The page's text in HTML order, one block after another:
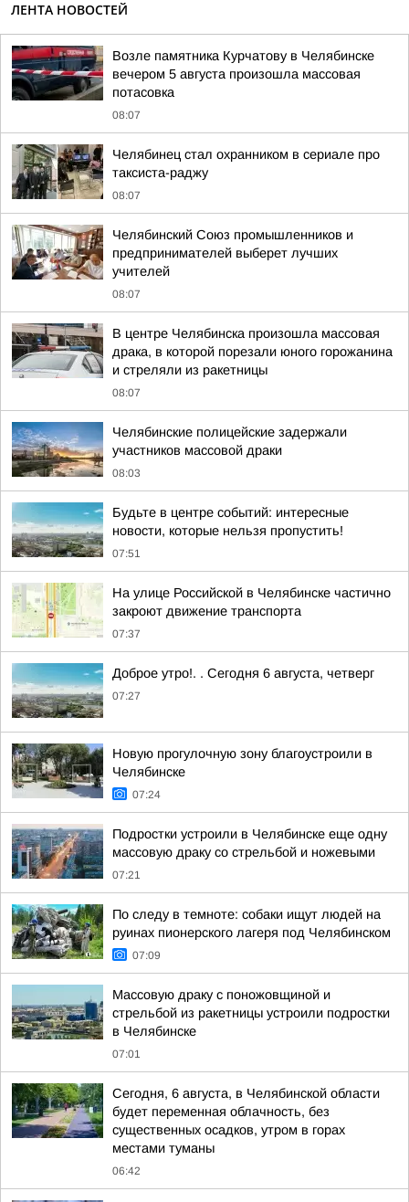
ЛЕНТА НОВОСТЕЙ
Возле памятника Курчатову в Челябинске
вечером 5 августа произошла массовая
потасовка
08:07
Челябинец стал охранником в сериале про
таксиста-раджу
08:07
Челябинский Союз промышленников и
предпринимателей выберет лучших
учителей
08:07
В центре Челябинска произошла массовая
драка, в которой порезали юного горожанина
и стреляли из ракетницы
08:07
Челябинские полицейские задержали
участников массовой драки
08:03
Будьте в центре событий: интересные
новости, которые нельзя пропустить!
07:51
На улице Российской в Челябинске частично
закроют движение транспорта
07:37
Доброе утро!. . Сегодня 6 августа, четверг
07:27
Новую прогулочную зону благоустроили в
Челябинске
07:24
Подростки устроили в Челябинске еще одну
массовую драку со стрельбой и ножевыми
07:21
По следу в темноте: собаки ищут людей на
руинах пионерского лагеря под Челябинском
07:09
Массовую драку с поножовщиной и
стрельбой из ракетницы устроили подростки
в Челябинске
07:01
Сегодня, 6 августа, в Челябинской области
будет переменная облачность, без
существенных осадков, утром в горах
местами туманы
06:42